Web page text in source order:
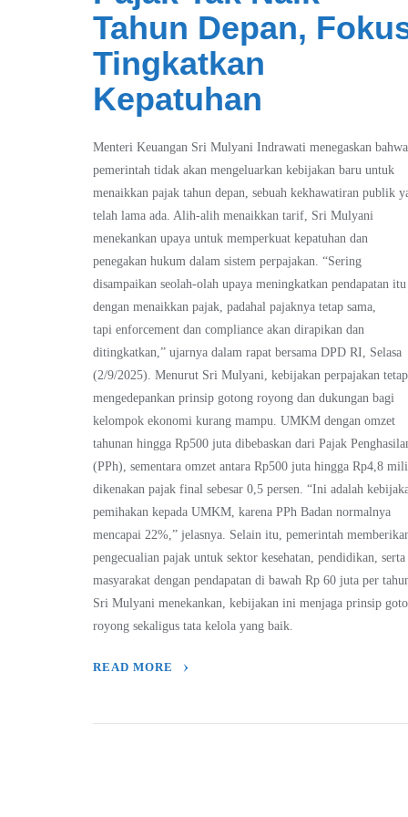
Tahun Depan,
Tingkatkan
Kepatuhan
Menteri Keuangan Sri Mulyani Indrawati menegaskan bahwa
pemerintah tidak akan mengeluarkan kebijakan baru untuk
menaikkan pajak tahun depan, sebuah kekhawatiran publik
telah lama ada. Alih-alih menaikkan tarif, Sri Mulyani
menekankan upaya untuk memperkuat kepatuhan dan
penegakan hukum dalam sistem perpajakan. “Sering
disampaikan seolah-olah upaya meningkatkan pendapatan itu
dengan menaikkan pajak, padahal pajaknya tetap sama,
tapi enforcement dan compliance akan dirapikan dan
ditingkatkan,” ujarnya dalam rapat bersama DPD RI, Selasa
(2/9/2025). Menurut Sri Mulyani, kebijakan perpajakan tetap
mengedepankan prinsip gotong royong dan dukungan bagi
kelompok ekonomi kurang mampu. UMKM dengan omzet
tahunan hingga Rp500 juta dibebaskan dari Pajak
(PPh), sementara omzet antara Rp500 juta hingga Rp4,8
dikenakan pajak final sebesar 0,5 persen. “Ini adalah
pemihakan kepada UMKM, karena PPh Badan normalnya
mencapai 22%,” jelasnya. Selain itu, pemerintah
pengecualian pajak untuk sektor kesehatan, pendidikan, serta
masyarakat dengan pendapatan di bawah Rp 60 juta per
Sri Mulyani menekankan, kebijakan ini menjaga prinsip
royong sekaligus tata kelola yang baik.
READ MORE